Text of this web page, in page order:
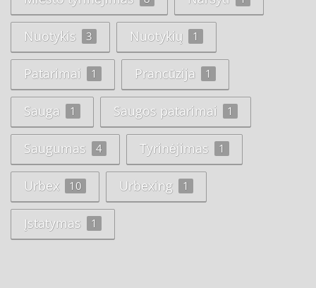
Nuotykis 3 Nuotykių 1
Patarimai 1 Prancūzija 1
Sauga 1 Saugos patarimai 1
Saugumas 4 Tyrinėjimas 1
Urbex 10 Urbexing 1
Įstatymas 1